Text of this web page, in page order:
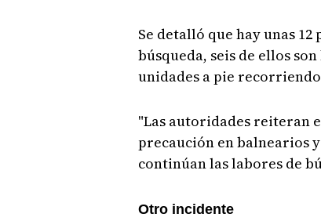
Se detalló que hay unas
búsqueda, seis de ellos
unidades a pie
"Las autoridades reiteran
precaución en balnearios
continúan las labores de
Otro incidente